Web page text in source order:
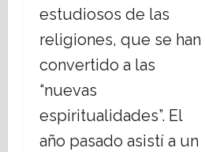
estudiosos de las
religiones, que se han
convertido a las
“nuevas
espiritualidades”. El
año pasado asistí a un